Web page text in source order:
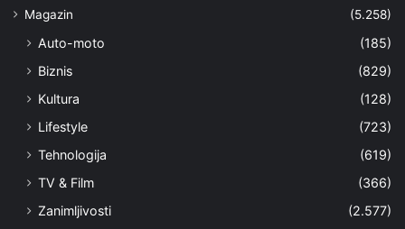
Magazin
(5.258)
Auto-moto
(185)
Biznis
(829)
Kultura
(128)
Lifestyle
(723)
Tehnologija
(619)
TV & Film
(366)
Zanimljivosti
(2.577)